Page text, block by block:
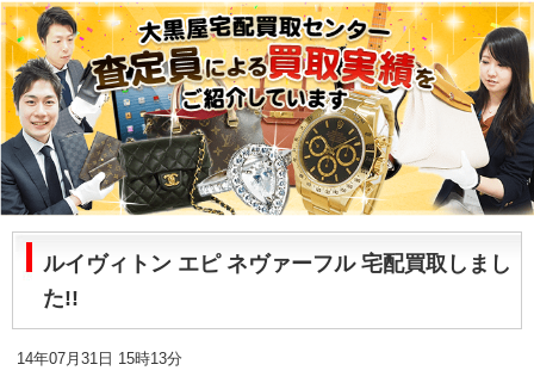
ルイヴィトン エピ ネヴァーフル 宅配買取しまし
た!!
14年07月31日 15時13分